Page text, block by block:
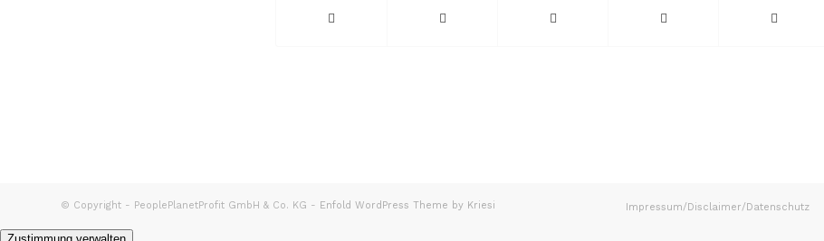
© Copyright - PeoplePlanetProfit GmbH & Co. KG - Enfold WordPress Theme by Kriesi Impressum/Disclaimer/Datenschutz